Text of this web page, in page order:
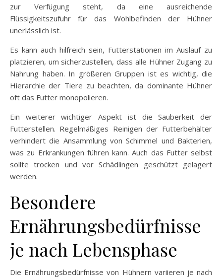
zur Verfügung steht, da eine ausreichende
Flüssigkeitszufuhr für das Wohlbefinden der Hühner
unerlässlich ist.
Es kann auch hilfreich sein, Futterstationen im Auslauf zu
platzieren, um sicherzustellen, dass alle Hühner Zugang zu
Nahrung haben. In größeren Gruppen ist es wichtig, die
Hierarchie der Tiere zu beachten, da dominante Hühner
oft das Futter monopolieren.
Ein weiterer wichtiger Aspekt ist die Sauberkeit der
Futterstellen. Regelmäßiges Reinigen der Futterbehälter
verhindert die Ansammlung von Schimmel und Bakterien,
was zu Erkrankungen führen kann. Auch das Futter selbst
sollte trocken und vor Schädlingen geschützt gelagert
werden.
Besondere
Ernährungsbedürfnisse
je nach Lebensphase
Die Ernährungsbedürfnisse von Hühnern variieren je nach